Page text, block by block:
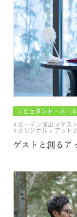
デビュタント・ボール
ガーデン演出
ゲス
オリジナル
アット
ゲストと創るア